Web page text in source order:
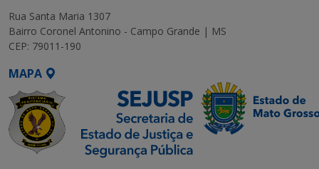
Rua Santa Maria 1307
Bairro Coronel Antonino - Campo Grande | MS
CEP: 79011-190
MAPA